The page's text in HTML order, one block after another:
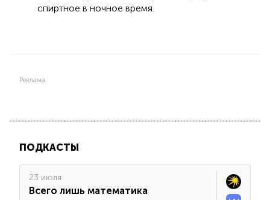
спиртное в ночное время.
Реклама
ПОДКАСТЫ
23 июля
Всего лишь математика